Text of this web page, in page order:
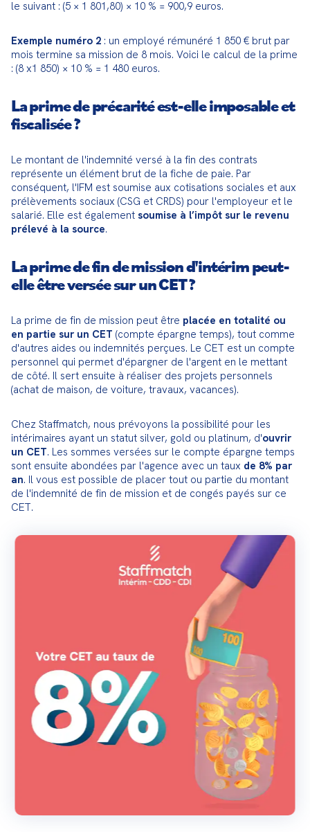
le suivant : (5 × 1 801,80) × 10 % = 900,9 euros.
Exemple numéro 2 : un employé rémunéré 1 850 € brut par
mois termine sa mission de 8 mois. Voici le calcul de la prime
: (8 x1 850) × 10 % = 1 480 euros.
La prime de précarité est-elle imposable et
fiscalisée ?
Le montant de l'indemnité versé à la fin des contrats
représente un élément brut de la fiche de paie. Par
conséquent, l'IFM est soumise aux cotisations sociales et aux
prélèvements sociaux (CSG et CRDS) pour l'employeur et le
salarié. Elle est également soumise à l’impôt sur le revenu
prélevé à la source.
La prime de fin de mission d'intérim peut-
elle être versée sur un CET ?
La prime de fin de mission peut être placée en totalité ou
en partie sur un CET (compte épargne temps), tout comme
d'autres aides ou indemnités perçues. Le CET est un compte
personnel qui permet d'épargner de l'argent en le mettant
de côté. Il sert ensuite à réaliser des projets personnels
(achat de maison, de voiture, travaux, vacances).
Chez Staffmatch, nous prévoyons la possibilité pour les
intérimaires ayant un statut silver, gold ou platinum, d'ouvrir
un CET. Les sommes versées sur le compte épargne temps
sont ensuite abondées par l'agence avec un taux de 8% par
an. Il vous est possible de placer tout ou partie du montant
de l'indemnité de fin de mission et de congés payés sur ce
CET.